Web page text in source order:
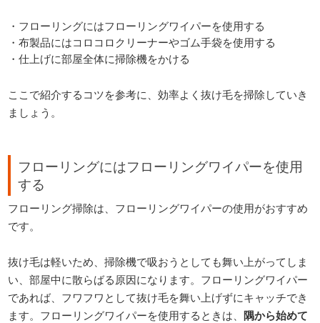
・フローリングにはフローリングワイパーを使用する
・布製品にはコロコロクリーナーやゴム手袋を使用する
・仕上げに部屋全体に掃除機をかける
ここで紹介するコツを参考に、効率よく抜け毛を掃除していき
ましょう。
フローリングにはフローリングワイパーを使用
する
フローリング掃除は、フローリングワイパーの使用がおすすめ
です。
抜け毛は軽いため、掃除機で吸おうとしても舞い上がってしま
い、部屋中に散らばる原因になります。フローリングワイパー
であれば、フワフワとして抜け毛を舞い上げずにキャッチでき
ます。フローリングワイパーを使用するときは、
隅から始めて